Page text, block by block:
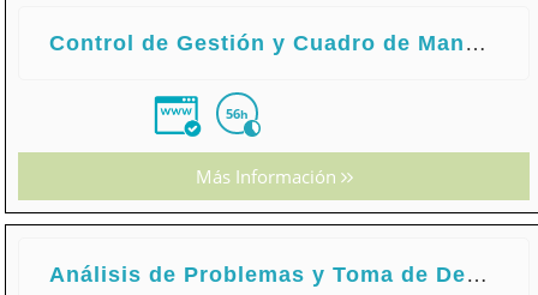
Control de Gestión y Cuadro de Mando Integral (C.M.I.)
56h
Más Información
Análisis de Problemas y Toma de Decisiones Financieras